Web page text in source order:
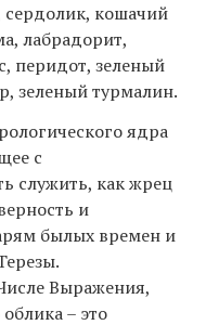
кошачий
лабрадорит,
перидот, зеленый
зеленый турмалин.
ядра
с
служить, как жрец
и
былых времен и
Выражения,
– это